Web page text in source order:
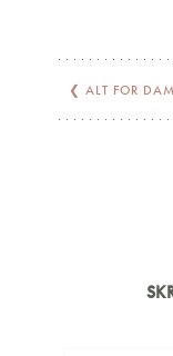
❮ ALT FOR